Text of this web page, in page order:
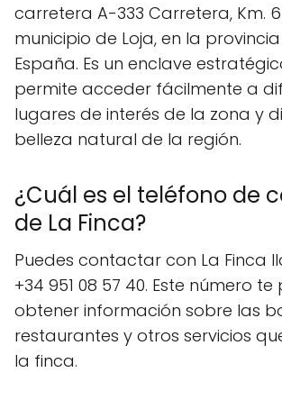
carretera A-333 Carretera, Km.
municipio de Loja, en la
España. Es un enclave
permite acceder fácilmente a
lugares de interés de la zona y
belleza natural de la región.
¿Cuál es el teléfono de
de La Finca?
Puedes contactar con La Finca
+34 951 08 57 40. Este número
obtener información sobre las
restaurantes y otros servicios
la finca.